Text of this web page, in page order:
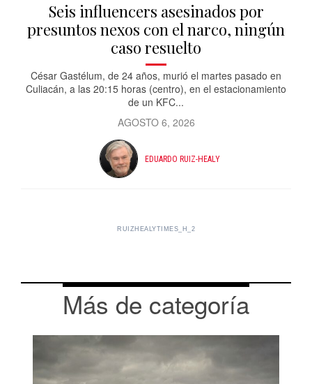
Seis influencers asesinados por
presuntos nexos con el narco, ningún
caso resuelto
César Gastélum, de 24 años, murió el martes pasado en
Culiacán, a las 20:15 horas (centro), en el estacionamiento
de un KFC...
AGOSTO 6, 2026
EDUARDO RUIZ-HEALY
RUIZHEALYTIMES_H_2
Más de categoría